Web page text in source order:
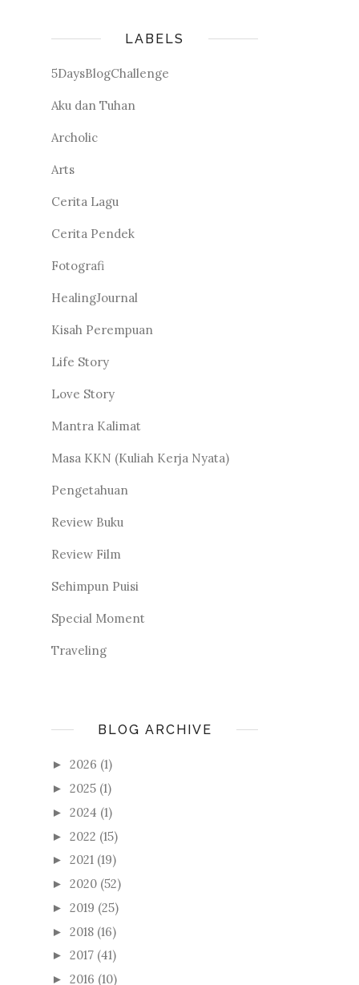
LABELS
5DaysBlogChallenge
Aku dan Tuhan
Archolic
Arts
Cerita Lagu
Cerita Pendek
Fotografi
HealingJournal
Kisah Perempuan
Life Story
Love Story
Mantra Kalimat
Masa KKN (Kuliah Kerja Nyata)
Pengetahuan
Review Buku
Review Film
Sehimpun Puisi
Special Moment
Traveling
BLOG ARCHIVE
► 2026 (1)
► 2025 (1)
► 2024 (1)
► 2022 (15)
► 2021 (19)
► 2020 (52)
► 2019 (25)
► 2018 (16)
► 2017 (41)
► 2016 (10)